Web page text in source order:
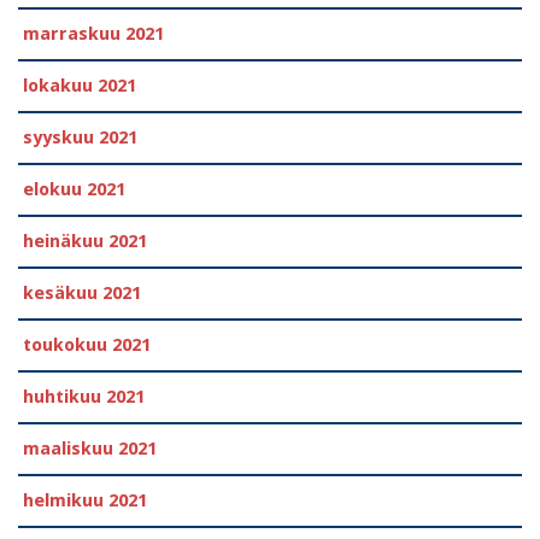
marraskuu 2021
lokakuu 2021
syyskuu 2021
elokuu 2021
heinäkuu 2021
kesäkuu 2021
toukokuu 2021
huhtikuu 2021
maaliskuu 2021
helmikuu 2021